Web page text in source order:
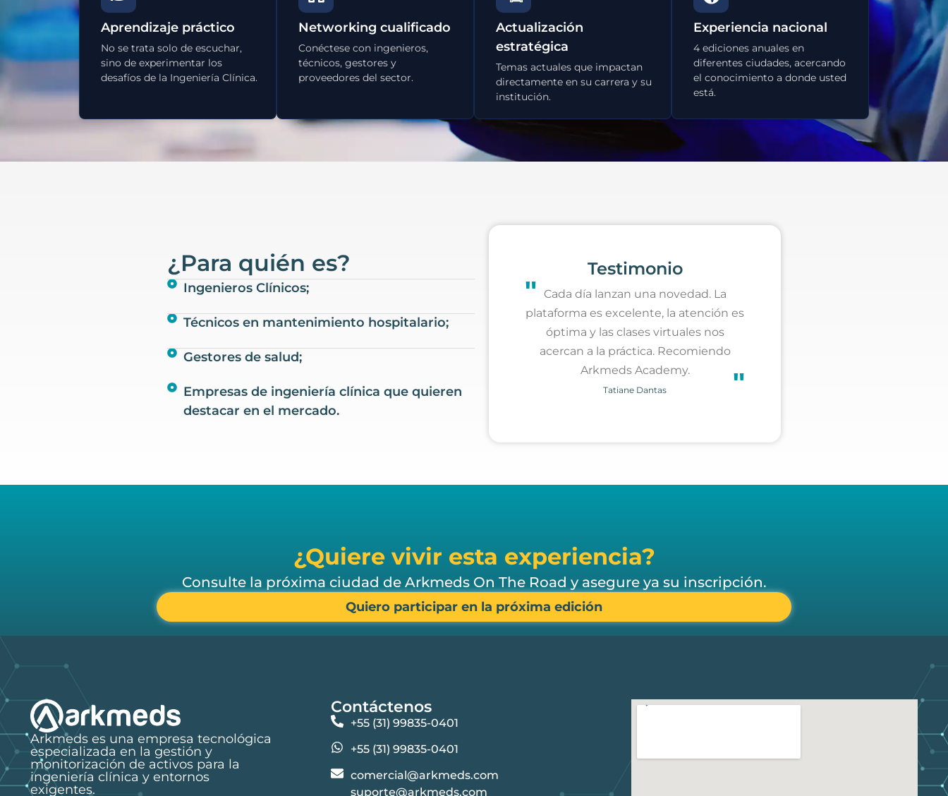
Aprendizaje práctico
No se trata solo de escuchar,
sino de experimentar los
desafíos de la Ingeniería Clínica.
Networking cualificado
Conéctese con ingenieros,
técnicos, gestores y
proveedores del sector.
Actualización
estratégica
Temas actuales que impactan
directamente en su carrera y su
institución.
Experiencia nacional
4 ediciones anuales en
diferentes ciudades, acercando
el conocimiento a donde usted
está.
¿Para quién es?
Ingenieros Clínicos;
Técnicos en mantenimiento hospitalario;
Gestores de salud;
Empresas de ingeniería clínica que quieren
destacar en el mercado.
Testimonio
"
Cada día lanzan una novedad. La
plataforma es excelente, la atención es
óptima y las clases virtuales nos
acercan a la práctica. Recomiendo
Arkmeds Academy.
"
Tatiane Dantas
¿Quiere vivir esta experiencia?
Consulte la próxima ciudad de Arkmeds On The Road y asegure ya su inscripción.
Quiero participar en la próxima edición
Arkmeds es una empresa tecnológica
especializada en la gestión y
monitorización de activos para la
ingeniería clínica y entornos
exigentes.
Contáctenos
+55 (31) 99835-0401
+55 (31) 99835-0401
comercial@arkmeds.com
suporte@arkmeds.com